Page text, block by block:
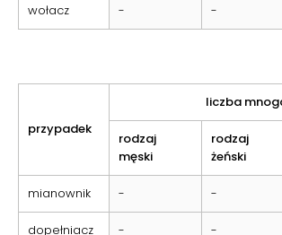
wołacz - -
przypadek
liczba
rodzaj
męski
rodzaj
żeński
mianownik - -
dopełniacz - -